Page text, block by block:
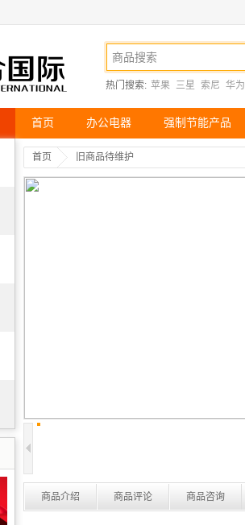
热门搜索: 苹果 三星 索尼 华为
首页 办公电器 强制节能产品
首页 旧商品待维护
商品介绍 商品评论 商品咨询